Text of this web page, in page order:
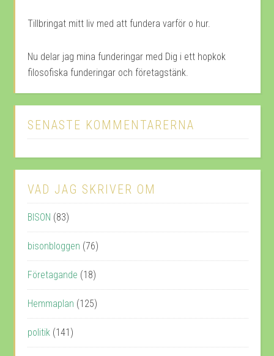
Tillbringat mitt liv med att fundera varför o hur.
Nu delar jag mina funderingar med Dig i ett hopkok
filosofiska funderingar och företagstänk.
SENASTE KOMMENTARERNA
VAD JAG SKRIVER OM
BISON (83)
bisonbloggen (76)
Företagande (18)
Hemmaplan (125)
politik (141)